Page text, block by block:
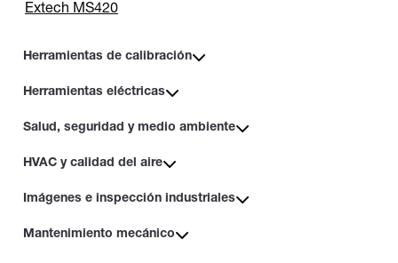
Extech MS420
Herramientas de calibración
Herramientas eléctricas
Salud, seguridad y medio ambiente
HVAC y calidad del aire
Imágenes e inspección industriales
Mantenimiento mecánico